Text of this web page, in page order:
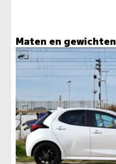
Maten en gewichten